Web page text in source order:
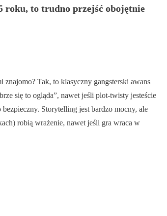
roku, to trudno przejść obojętnie
znajomo? Tak, to klasyczny gangsterski awans
się to ogląda”, nawet jeśli plot-twisty jesteście
Storytelling jest bardzo mocny, ale
robią wrażenie, nawet jeśli gra wraca w